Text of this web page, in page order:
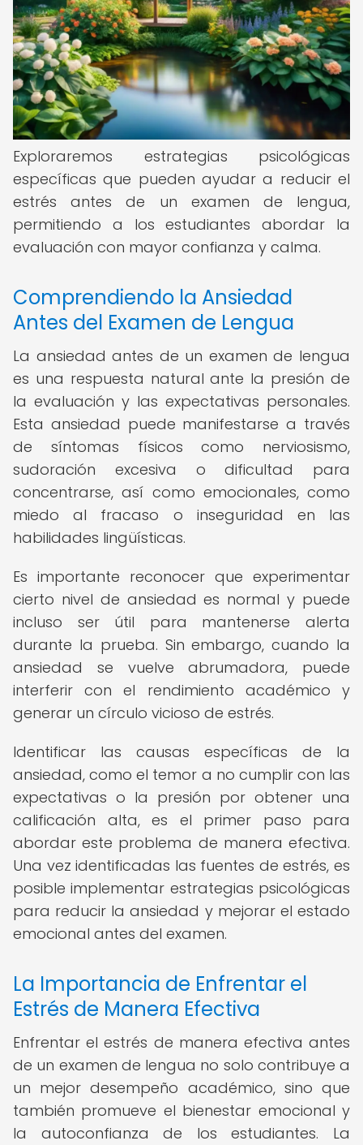
Exploraremos estrategias psicológicas
específicas que pueden ayudar a reducir el
estrés antes de un examen de lengua,
permitiendo a los estudiantes abordar la
evaluación con mayor confianza y calma.
Comprendiendo la Ansiedad
Antes del Examen de Lengua
La ansiedad antes de un examen de lengua
es una respuesta natural ante la presión de
la evaluación y las expectativas personales.
Esta ansiedad puede manifestarse a través
de síntomas físicos como nerviosismo,
sudoración excesiva o dificultad para
concentrarse, así como emocionales, como
miedo al fracaso o inseguridad en las
habilidades lingüísticas.
Es importante reconocer que experimentar
cierto nivel de ansiedad es normal y puede
incluso ser útil para mantenerse alerta
durante la prueba. Sin embargo, cuando la
ansiedad se vuelve abrumadora, puede
interferir con el rendimiento académico y
generar un círculo vicioso de estrés.
Identificar las causas específicas de la
ansiedad, como el temor a no cumplir con las
expectativas o la presión por obtener una
calificación alta, es el primer paso para
abordar este problema de manera efectiva.
Una vez identificadas las fuentes de estrés, es
posible implementar estrategias psicológicas
para reducir la ansiedad y mejorar el estado
emocional antes del examen.
La Importancia de Enfrentar el
Estrés de Manera Efectiva
Enfrentar el estrés de manera efectiva antes
de un examen de lengua no solo contribuye a
un mejor desempeño académico, sino que
también promueve el bienestar emocional y
la autoconfianza de los estudiantes. La